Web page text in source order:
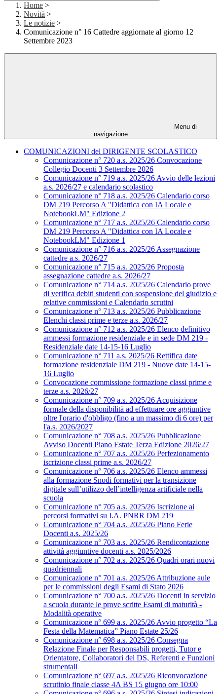
Home >
Novità >
Le notizie >
Comunicazione n° 16 Cattedre aggiornate al giorno 12
Settembre 2023
Menu di
navigazione
COMUNICAZIONI del DIRIGENTE SCOLASTICO
Comunicazione n° 720 a.s. 2025/26 Convocazione
Collegio Docenti 3 Settembre 2026
Comunicazione n° 719 a.s. 2025/26 Avvio delle lezioni
a.s. 2026/27 e calendario scolastico
Comunicazione n° 718 a.s. 2025/26 Calendario corso
DM 219 Percorso A "Didattica con IA Locale e
NotebookLM" Edizione 2
Comunicazione n° 717 a.s. 2025/26 Calendario corso
DM 219 Percorso A "Didattica con IA Locale e
NotebookLM" Edizione 1
Comunicazione n° 716 a.s. 2025/26 Assegnazione
cattedre a.s. 2026/27
Comunicazione n° 715 a.s. 2025/26 Proposta
assegnazione cattedre a.s. 2026/27
Comunicazione n° 714 a.s. 2025/26 Calendario prove
di verifica debiti studenti con sospensione del giudizio e
relative commissioni e Calendario scrutini
Comunicazione n° 713 a.s. 2025/26 Pubblicazione
Elenchi classi prime e terze a.s. 2026/27
Comunicazione n° 712 a.s. 2025/26 Elenco definitivo
ammessi formazione residenziale e in sede DM 219 -
Residenziale date 14-15-16 Luglio
Comunicazione n° 711 a.s. 2025/26 Rettifica date
formazione residenziale DM 219 - Nuove date 14-15-
16 Luglio
Convocazione commissione formazione classi prime e
terze a.s. 2026/27
Comunicazione n° 709 a.s. 2025/26 Acquisizione
formale della disponibilità ad effettuare ore aggiuntive
oltre l'orario d'obbligo (fino a un massimo di 6 ore) per
l'a.s. 2026/2027
Comunicazione n° 708 a.s. 2025/26 Pubblicazione
Avviso Docenti Piano Estate Terza Edizione 2026/27
Comunicazione n° 707 a.s. 2025/26 Perfezionamento
iscrizione classi prime a.s. 2026/27
Comunicazione n° 706 a.s. 2025/26 Elenco ammessi
alla formazione Snodi formativi per la transizione
digitale sull’utilizzo dell’intelligenza artificiale nella
scuola
Comunicazione n° 705 a.s. 2025/26 Iscrizione ai
percorsi formativi su I.A. PNRR DM 219
Comunicazione n° 704 a.s. 2025/26 Piano Ferie
Docenti a.s. 2025/26
Comunicazione n° 703 a.s. 2025/26 Rendicontazione
attività aggiuntive docenti a.s. 2025/2026
Comunicazione n° 702 a.s. 2025/26 Quadri orari nuovi
quadriennali
Comunicazione n° 701 a.s. 2025/26 Attribuzione aule
per le commissioni degli Esami di Stato 2026
Comunicazione n° 700 a.s. 2025/26 Docenti in servizio
a scuola durante le prove scritte Esami di maturità -
Modalità operative
Comunicazione n° 699 a.s. 2025/26 Avvio progetto “La
Festa della Matematica” Piano Estate 25/26
Comunicazione n° 698 a.s. 2025/26 Consegna
Relazione Finale per Responsabili progetti, Tutor e
Orientatore, Collaboratori del DS, Referenti e Funzioni
strumentali
Comunicazione n° 697 a.s. 2025/26 Riconvocazione
scrutinio finale classe 4A BS 15 giugno ore 10:00